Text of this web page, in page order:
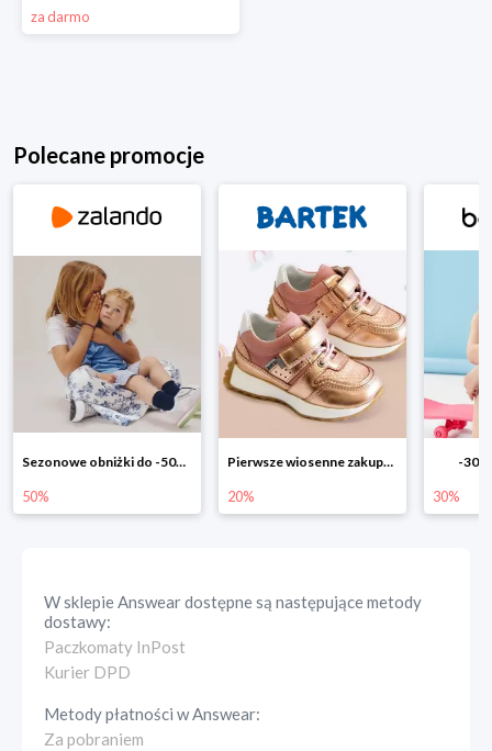
za darmo
Polecane promocje
Pierwsze wiosenne zakupy -20%
20%
-30% na wszystko!!
30%
-40%
40%
W sklepieAnsweardostępne są następujące metody
dostawy:
Paczkomaty InPost
Kurier DPD
Metody płatności wAnswear:
Za pobraniem